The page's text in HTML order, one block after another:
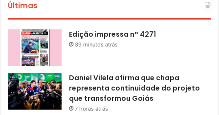
Últimas
Edição impressa n° 4271
39 minutos atrás
Daniel Vilela afirma que chapa
representa continuidade do projeto
que transformou Goiás
7 horas atrás